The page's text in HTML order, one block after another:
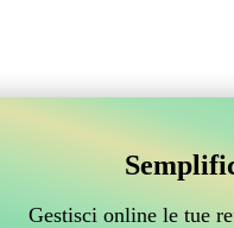
Gestisci online le tue